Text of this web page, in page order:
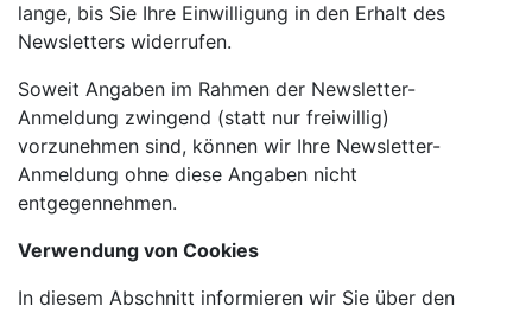
lange, bis Sie Ihre Einwilligung in den Erhalt des
Newsletters widerrufen.
Soweit Angaben im Rahmen der Newsletter-
Anmeldung zwingend (statt nur freiwillig)
vorzunehmen sind, können wir Ihre Newsletter-
Anmeldung ohne diese Angaben nicht
entgegennehmen.
Verwendung von Cookies
In diesem Abschnitt informieren wir Sie über den